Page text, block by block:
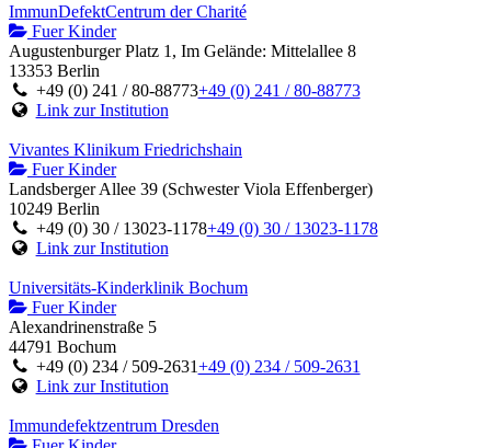
ImmunDefektCentrum der Charité
Fuer Kinder
Augustenburger Platz 1, Im Gelände: Mittelallee 8
13353 Berlin
+49 (0) 241 / 80-88773+49 (0) 241 / 80-88773
Link zur Institution
Vivantes Klinikum Friedrichshain
Fuer Kinder
Landsberger Allee 39 (Schwester Viola Effenberger)
10249 Berlin
+49 (0) 30 / 13023-1178+49 (0) 30 / 13023-1178
Link zur Institution
Universitäts-Kinderklinik Bochum
Fuer Kinder
Alexandrinenstraße 5
44791 Bochum
+49 (0) 234 / 509-2631+49 (0) 234 / 509-2631
Link zur Institution
Immundefektzentrum Dresden